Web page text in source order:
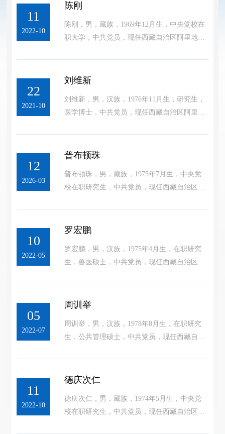
11
2022-10
陈刚
陈刚，男，藏族，1969年12月生，中央党校在
职大学，中共党员，现任西藏自治区阿里地委
22
2021-10
刘维新
刘维新，男，汉族，1976年11月生，研究生，
医学博士，中共党员，现任西藏自治区阿里地
12
2026-03
普布顿珠
普布顿珠，男，藏族，1975年7月生，中央党
校在职研究生，中共党员，现任西藏自治区阿
10
2022-05
罗宏鹏
罗宏鹏，男，汉族，1975年4月生，在职研究
生，兽医硕士，中共党员，现任西藏自治区阿
05
2022-07
周训举
周训举，男，汉族，1978年8月生，在职研究
生，公共管理硕士，中共党员，现任西藏自治
11
2022-10
德庆次仁
德庆次仁，男，藏族，1974年5月生，中央党
校在职研究生，中共党员，现任西藏自治区阿